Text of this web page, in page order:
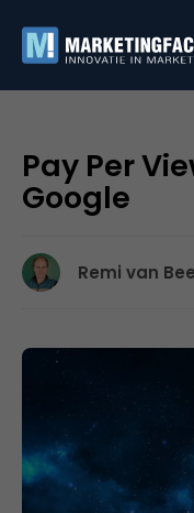
Pay Per
Google
Remi van